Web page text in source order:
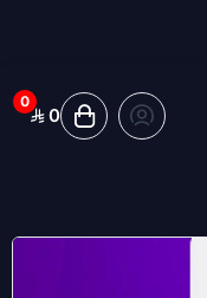
0
0